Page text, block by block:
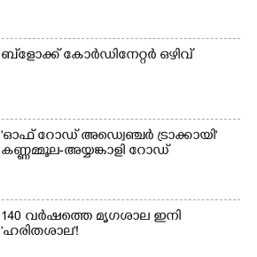
ബ്‌ളോക്ക് കോർഡിനേറ്റർ ഒഴിവ്
'ഓഫ് റോഡ് അഡ്വെഞ്ചർ ട്രാക്കായി'
കണ്ണമ്മൂല-അയ്യങ്കാളി റോഡ്
140 വർഷത്തെ മൃഗശാല ഇനി
'ഹരിതശാല'!